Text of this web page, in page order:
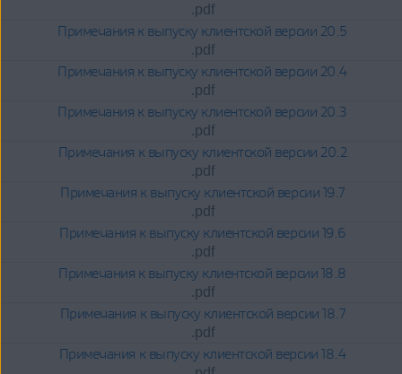
.pdf
Примечания к выпуску клиентской версии 20.5
.pdf
Примечания к выпуску клиентской версии 20.4
.pdf
Примечания к выпуску клиентской версии 20.3
.pdf
Примечания к выпуску клиентской версии 20.2
.pdf
Примечания к выпуску клиентской версии 19.7
.pdf
Примечания к выпуску клиентской версии 19.6
.pdf
Примечания к выпуску клиентской версии 18.8
.pdf
Примечания к выпуску клиентской версии 18.7
.pdf
Примечания к выпуску клиентской версии 18.4